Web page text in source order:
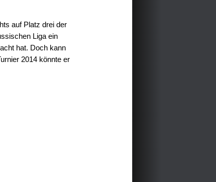
auf Platz drei der
Liga ein
hat. Doch kann
2014 könnte er